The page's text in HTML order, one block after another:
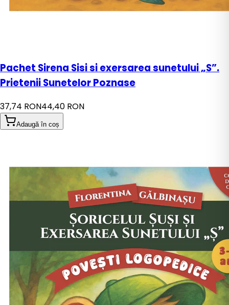
Pachet Sirena Sisi si exersarea sunetului „S”.
Prietenii Sunetelor Poznase
37,74 RON44,40 RON
Adaugă în coș